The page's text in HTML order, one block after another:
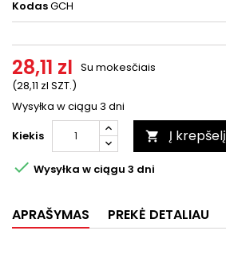
KodasGCH
28,11 zl
(28,11 zl SZT.)
Su mokesčiais
Wysyłka w ciągu 3 dni
Kiekis
 Į krepšelį
 Wysyłka w ciągu 3 dni
APRAŠYMAS PREKĖ DETALIAU